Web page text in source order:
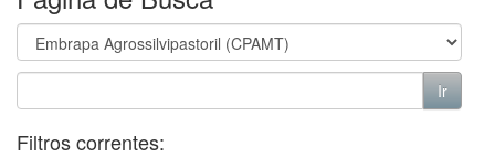
Filtros correntes: